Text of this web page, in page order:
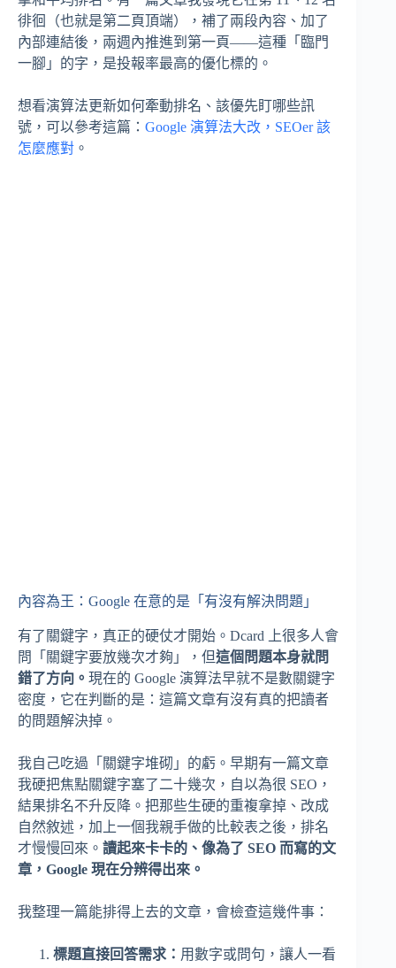
徘徊（也就是第二頁頂端），補了兩段內容、加了
內部連結後，兩週內推進到第一頁——這種「臨門
一腳」的字，是投報率最高的優化標的。
想看演算法更新如何牽動排名、該優先盯哪些訊
號，可以參考這篇： Google 演算法大改，SEOer 該
怎麼應對 。
內容為王：Google 在意的是「有沒有解決問題」
有了關鍵字，真正的硬仗才開始。Dcard 上很多人會
問「關鍵字要放幾次才夠」，但這個問題本身就問
錯了方向。 現在的 Google 演算法早就不是數關鍵字
密度，它在判斷的是：這篇文章有沒有真的把讀者
的問題解決掉。
我自己吃過「關鍵字堆砌」的虧。早期有一篇文章
我硬把焦點關鍵字塞了二十幾次，自以為很 SEO，
結果排名不升反降。把那些生硬的重複拿掉、改成
自然敘述，加上一個我親手做的比較表之後，排名
才慢慢回來。 讀起來卡卡的、像為了 SEO 而寫的文
章，Google 現在分辨得出來。
我整理一篇能排得上去的文章，會檢查這幾件事：
標題直接回答需求： 用數字或問句，讓人一看